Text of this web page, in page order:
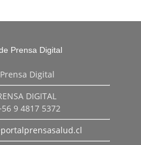
DIGITAL
9 4817 5372